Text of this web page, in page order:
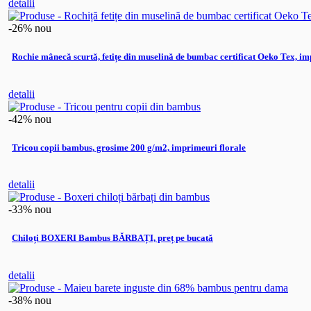
detalii
-26% nou
Rochie mânecă scurtă, fetițe din muselină de bumbac certificat Oeko Tex,
detalii
-42% nou
Tricou copii bambus, grosime 200 g/m2, imprimeuri florale
detalii
-33% nou
Chiloți BOXERI Bambus BĂRBAȚI, preț pe bucată
detalii
-38% nou